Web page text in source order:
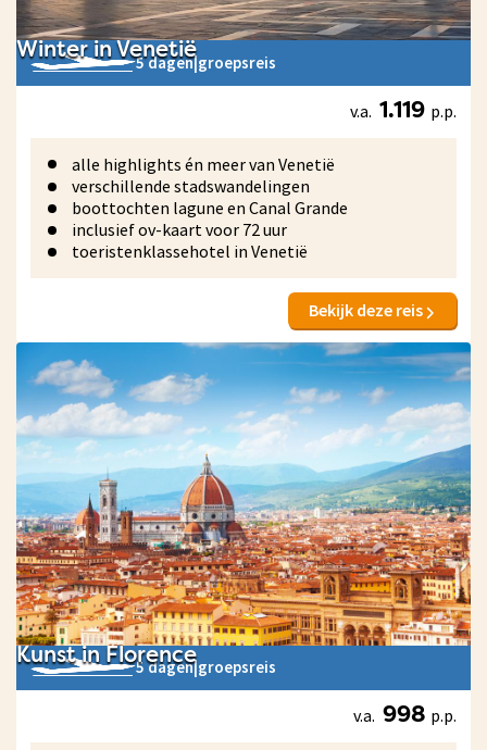
Winter in Venetië
5 dagen|groepsreis
v.a. 1.119 p.p.
alle highlights én meer van Venetië
verschillende stadswandelingen
boottochten lagune en Canal Grande
inclusief ov-kaart voor 72 uur
toeristenklassehotel in Venetië
Bekijk deze reis
Kunst in Florence
5 dagen|groepsreis
v.a. 998 p.p.